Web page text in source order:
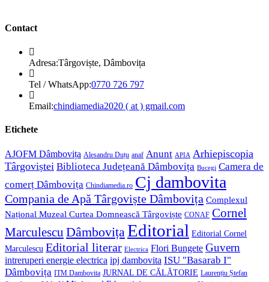
Contact
Adresa:Târgoviște, Dâmbovița
Tel / WhatsApp:0770 726 797Opens
your
Email:chindiamedia2020 ( at ) gmail.comOpens
Etichete
AJOFM Dâmbovița Alesandru Duțu anaf Anunt APIA Arhiepiscopia
Târgoviștei Biblioteca Județeană Dâmbovița Bucegi Camera de
comerț Dâmbovița Chindiamedia.ro Cj dambovita
Compania de Apă Târgoviște Dâmbovița Complexul
Național Muzeal Curtea Domnească Târgoviște CONAF Cornel
Marculescu DâmbovițaEditorial Editorial Cornel
Marculescu Editorial literar Electrica Flori Bungete Guvern
intreruperi energie electrica ipj dambovita ISU "Basarab I"
Dâmbovița ITM Dambovita JURNAL DE CĂLĂTORIE Laurențiu Ștefan